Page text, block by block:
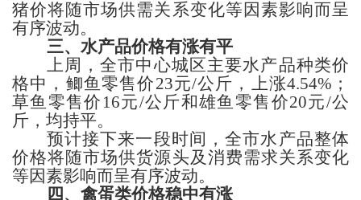
猪价将随市场供需关系变化等因素影响而呈
有序波动。
三、 水产品价格有涨有平
上周，全市中心城区主要水产品种类价
格中， 鲫鱼 零售价23元/公斤， 上涨4.54%；
草鱼零售价 16元/公斤和雄鱼零售价20元/公
斤， 均持平。
预计接下来一段时间，全市水产品整体
价格将随市场供货源头及消费需求关系变化
等因素影响而呈有序波动。
四、禽蛋类价格稳中有涨